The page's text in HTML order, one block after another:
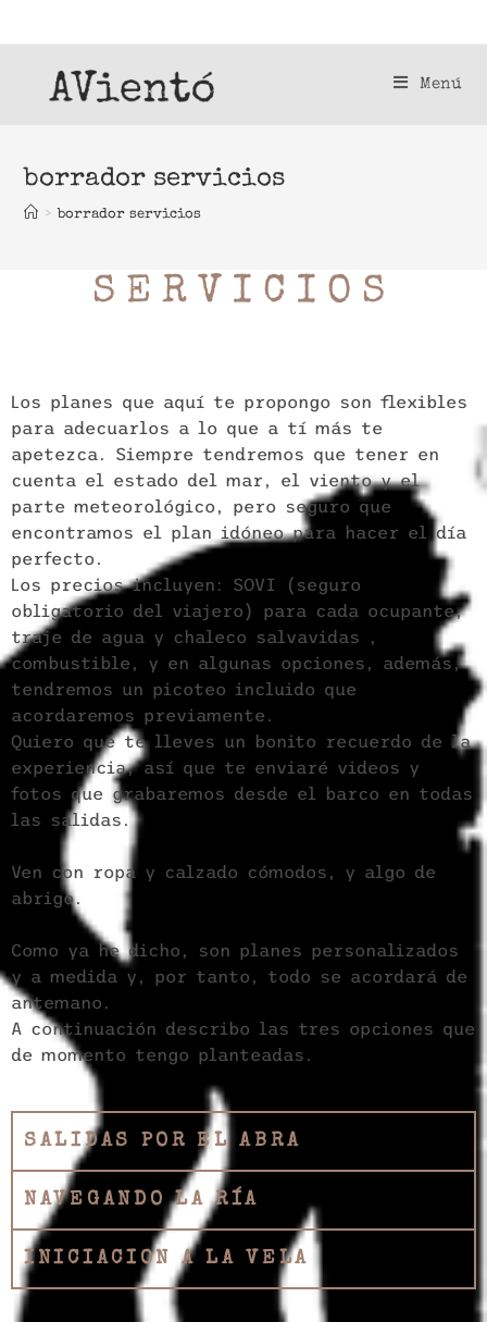
Menú
borrador servicios
> borrador servicios
SERVICIOS
Los planes que aquí te propongo son flexibles
para adecuarlos a lo que a tí más te
apetezca. Siempre tendremos que tener en
cuenta el estado del mar, el viento y el
parte meteorológico, pero seguro que
encontramos el plan idóneo para hacer el día
perfecto.
Los precios incluyen: SOVI (seguro
obligatorio del viajero) para cada ocupante,
traje de agua y chaleco salvavidas ,
combustible, y en algunas opciones, además,
tendremos un picoteo incluido que
acordaremos previamente.
Quiero que te lleves un bonito recuerdo de la
experiencia, así que te enviaré videos y
fotos que grabaremos desde el barco en todas
las salidas.
Ven con ropa y calzado cómodos, y algo de
abrigo.
Como ya he dicho, son planes personalizados
y a medida y, por tanto, todo se acordará de
antemano.
A continuación describo las tres opciones que
de momento tengo planteadas.
SALIDAS POR EL ABRA
NAVEGANDO LA RÍA
INICIACION A LA VELA